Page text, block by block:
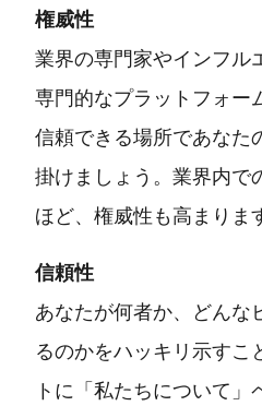
権威性
業界の専門家やインフル
専門的なプラットフォー
信頼できる場所であなた
掛けましょう。業界内で
ほど、権威性も高まりま
信頼性
あなたが何者か、どんな
るのかをハッキリ示すこ
トに「私たちについて